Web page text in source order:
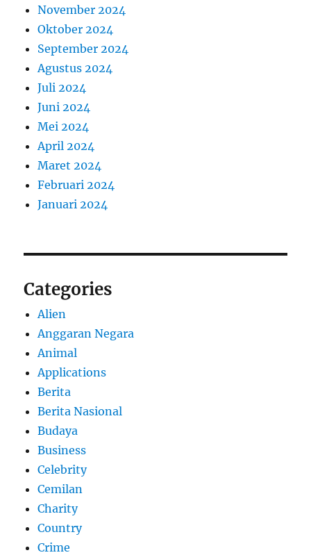
November 2024
Oktober 2024
September 2024
Agustus 2024
Juli 2024
Juni 2024
Mei 2024
April 2024
Maret 2024
Februari 2024
Januari 2024
Categories
Alien
Anggaran Negara
Animal
Applications
Berita
Berita Nasional
Budaya
Business
Celebrity
Cemilan
Charity
Country
Crime